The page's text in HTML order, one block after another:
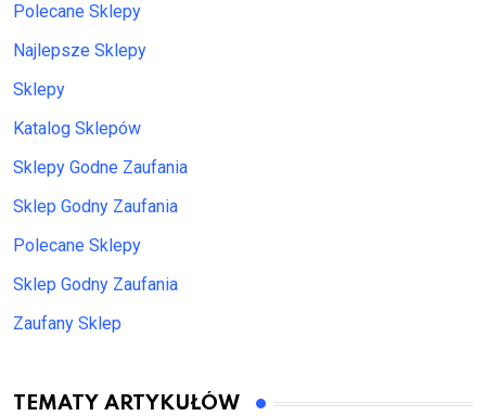
Polecane Sklepy
Najlepsze Sklepy
Sklepy
Katalog Sklepów
Sklepy Godne Zaufania
Sklep Godny Zaufania
Polecane Sklepy
Sklep Godny Zaufania
Zaufany Sklep
TEMATY ARTYKUŁÓW